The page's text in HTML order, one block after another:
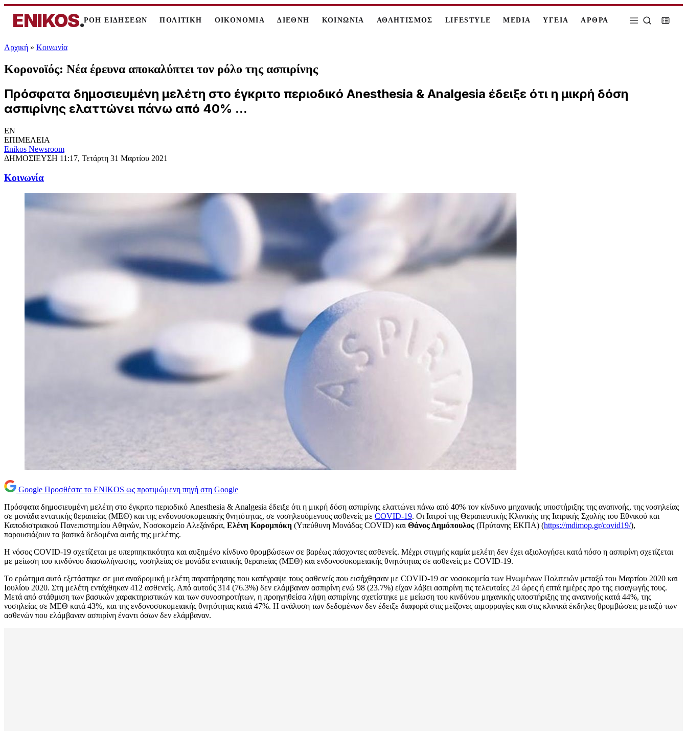
ENIKOS.ΡΟΗ ΕΙΔΗΣΕΩΝ ΠΟΛΙΤΙΚΗ ΟΙΚΟΝΟΜΙΑ ΔΙΕΘΝΗ ΚΟΙΝΩΝΙΑ ΑΘΛΗΤΙΣΜΟΣ LIFESTYLE MEDIA ΥΓΕΙΑ ΑΡΘΡΑ
Αρχική » Κοινωνία
Κορονοϊός: Νέα έρευνα αποκαλύπτει τον ρόλο της ασπιρίνης
Πρόσφατα δημοσιευμένη μελέτη στο έγκριτο περιοδικό Anesthesia & Analgesia έδειξε ότι η μικρή δόση
ασπιρίνης ελαττώνει πάνω από 40% ...
EN
ΕΠΙΜΕΛΕΙΑ
Enikos Newsroom
ΔΗΜΟΣΙΕΥΣΗ 11:17, Τετάρτη 31 Μαρτίου 2021
Κοινωνία
Google Προσθέστε το ENIKOS ως προτιμώμενη πηγή στη Google
Πρόσφατα δημοσιευμένη μελέτη στο έγκριτο περιοδικό Anesthesia & Analgesia έδειξε ότι η μικρή δόση ασπιρίνης ελαττώνει πάνω από 40% τον κίνδυνο μηχανικής υποστήριξης της αναπνοής, της νοσηλείας
σε μονάδα εντατικής θεραπείας (ΜΕΘ) και της ενδονοσοκομειακής θνητότητας, σε νοσηλευόμενους ασθενείς με COVID-19. Οι Ιατροί της Θεραπευτικής Κλινικής της Ιατρικής Σχολής του Εθνικού και
Καποδιστριακού Πανεπιστημίου Αθηνών, Νοσοκομείο Αλεξάνδρα, Ελένη Κορομπόκη (Υπεύθυνη Μονάδας COVID) και Θάνος Δημόπουλος (Πρύτανης ΕΚΠΑ) (https://mdimop.gr/covid19/),
παρουσιάζουν τα βασικά δεδομένα αυτής της μελέτης.
Η νόσος COVID-19 σχετίζεται με υπερπηκτικότητα και αυξημένο κίνδυνο θρομβώσεων σε βαρέως πάσχοντες ασθενείς. Μέχρι στιγμής καμία μελέτη δεν έχει αξιολογήσει κατά πόσο η ασπιρίνη σχετίζεται
με μείωση του κινδύνου διασωλήνωσης, νοσηλείας σε μονάδα εντατικής θεραπείας (ΜΕΘ) και ενδονοσοκομειακής θνητότητας σε ασθενείς με COVID-19.
Το ερώτημα αυτό εξετάστηκε σε μια αναδρομική μελέτη παρατήρησης που κατέγραψε τους ασθενείς που εισήχθησαν με COVID-19 σε νοσοκομεία των Ηνωμένων Πολιτειών μεταξύ του Μαρτίου 2020 και
Ιουλίου 2020. Στη μελέτη εντάχθηκαν 412 ασθενείς. Από αυτούς 314 (76.3%) δεν ελάμβαναν ασπιρίνη ενώ 98 (23.7%) είχαν λάβει ασπιρίνη τις τελευταίες 24 ώρες ή επτά ημέρες προ της εισαγωγής τους.
Μετά από στάθμιση των βασικών χαρακτηριστικών και των συνοσηροτήτων, η προηγηθείσα λήψη ασπιρίνης σχετίστηκε με μείωση του κινδύνου μηχανικής υποστήριξης της αναπνοής κατά 44%, της
νοσηλείας σε ΜΕΘ κατά 43%, και της ενδονοσοκομειακής θνητότητας κατά 47%. Η ανάλυση των δεδομένων δεν έδειξε διαφορά στις μείζονες αιμορραγίες και στις κλινικά έκδηλες θρομβώσεις μεταξύ των
ασθενών που ελάμβαναν ασπιρίνη έναντι όσων δεν ελάμβαναν.